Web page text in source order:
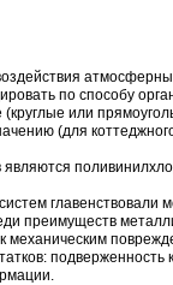
по способу
или
(для
преимуществ
механическим
подверженность